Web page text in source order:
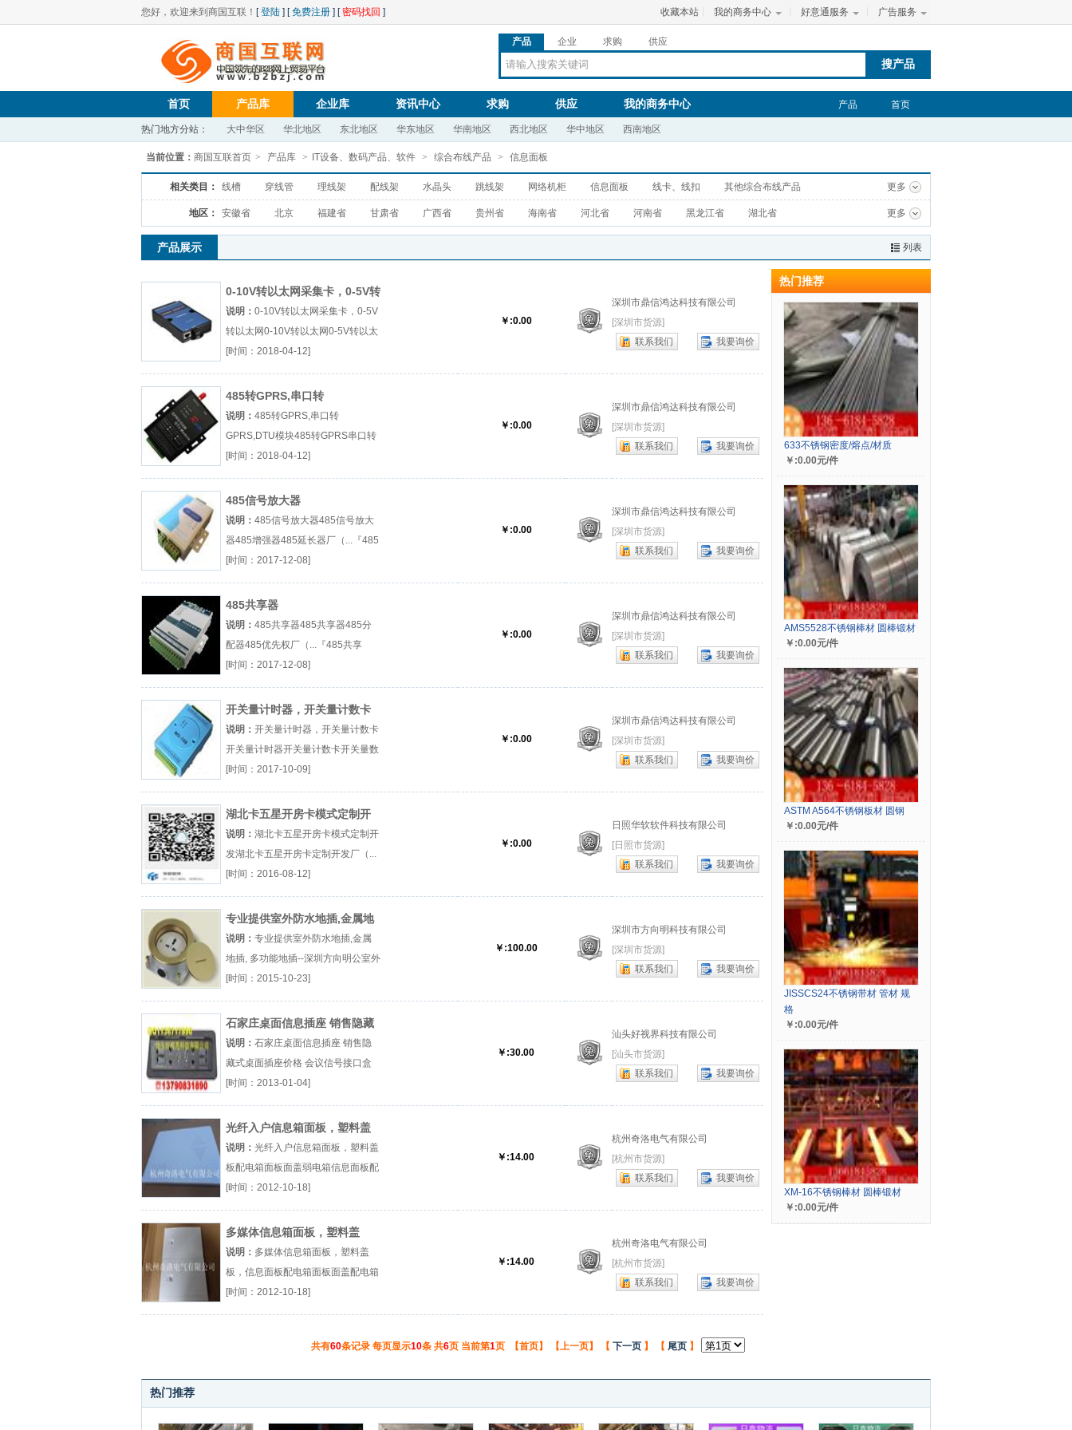
您好，欢迎来到商国互联！ [登陆 ] [免费注册 ] [密码找回 ] 收藏本站 我的商务中心 好意通服务 广告服务
产品 企业 求购 供应
搜产品
首页
产品
首页 产品库 企业库 资讯中心 求购 供应 我的商务中心
热门地方分站： 大中华区 华北地区 东北地区 华东地区 华南地区 西北地区 华中地区 西南地区
当前位置： 商国互联首页 > 产品库 > IT设备、数码产品、软件 > 综合布线产品 > 信息面板
相关类目： 更多
线槽 穿线管 理线架 配线架 水晶头 跳线架 网络机柜 信息面板 线卡、线扣 其他综合布线产品
地区： 更多
安徽省 北京 福建省 甘肃省 广西省 贵州省 海南省 河北省 河南省 黑龙江省 湖北省
产品展示 列表
0-10V转以太网采集卡，0-5V转
以太网
说明： 0-10V转以太网采集卡，0-5V
转以太网0-10V转以太网0-5V转以太
网电压转以太网厂（...『0-10V转以
太网』
[时间：2018-04-12]
￥:0.00
深圳市鼎信鸿达科技有限公司
[深圳市货源]
联系我们
我要询价
485转GPRS,串口转
GPRS,DTU模块
说明： 485转GPRS,串口转
GPRS,DTU模块485转GPRS串口转
GPRSGPRS DTU厂（...『485转
GPRS』
[时间：2018-04-12]
￥:0.00
深圳市鼎信鸿达科技有限公司
[深圳市货源]
联系我们
我要询价
485信号放大器
说明： 485信号放大器485信号放大
器485增强器485延长器厂（...『485
信号放大器』
[时间：2017-12-08]
￥:0.00
深圳市鼎信鸿达科技有限公司
[深圳市货源]
联系我们
我要询价
485共享器
说明： 485共享器485共享器485分
配器485优先权厂（...『485共享
器』
[时间：2017-12-08]
￥:0.00
深圳市鼎信鸿达科技有限公司
[深圳市货源]
联系我们
我要询价
开关量计时器，开关量计数卡
说明： 开关量计时器，开关量计数卡
开关量计时器开关量计数卡开关量数
据采集卡厂（...『开关量计时器』
[时间：2017-10-09]
￥:0.00
深圳市鼎信鸿达科技有限公司
[深圳市货源]
联系我们
我要询价
湖北卡五星开房卡模式定制开
发
说明： 湖北卡五星开房卡模式定制开
发湖北卡五星开房卡定制开发厂（...
『湖北卡五星』
[时间：2016-08-12]
￥:0.00
日照华软软件科技有限公司
[日照市货源]
联系我们
我要询价
专业提供室外防水地插,金属地
插, 多功能地插--深圳方向明公
说明： 专业提供室外防水地插,金属
地插, 多功能地插--深圳方向明公室外
防水地插室外防水金属地插金属地插
厂（...『室外防水地插』
[时间：2015-10-23]
￥:100.00
深圳市方向明科技有限公司
[深圳市货源]
联系我们
我要询价
石家庄桌面信息插座 销售隐藏
式桌面插座价格 会议信号接口
盒
说明： 石家庄桌面信息插座 销售隐
藏式桌面插座价格 会议信号接口盒
桌面信息插座隐藏式桌面插座会议信
号接口盒厂（...『桌面信息插座』
[时间：2013-01-04]
￥:30.00
汕头好视界科技有限公司
[汕头市货源]
联系我们
我要询价
光纤入户信息箱面板，塑料盖
板
说明： 光纤入户信息箱面板，塑料盖
板配电箱面板面盖弱电箱信息面板配
电箱配件厂（...『配电箱面板面盖』
[时间：2012-10-18]
￥:14.00
杭州奇洛电气有限公司
[杭州市货源]
联系我们
我要询价
多媒体信息箱面板，塑料盖
板，信息面板
说明： 多媒体信息箱面板，塑料盖
板，信息面板配电箱面板面盖配电箱
配件厂（...『配电箱面板面盖』
[时间：2012-10-18]
￥:14.00
杭州奇洛电气有限公司
[杭州市货源]
联系我们
我要询价
共有60条记录 每页显示10条 共6页 当前第1页 【首页】 【上一页】 【 下一页 】 【 尾页 】
热门推荐
633不锈钢密度/熔点/材质
￥:0.00元/件
AMS5528不锈钢棒材 圆棒锻材
￥:0.00元/件
ASTM A564不锈钢板材 圆钢
￥:0.00元/件
JISSCS24不锈钢带材 管材 规
格
￥:0.00元/件
XM-16不锈钢棒材 圆棒锻材
￥:0.00元/件
热门推荐